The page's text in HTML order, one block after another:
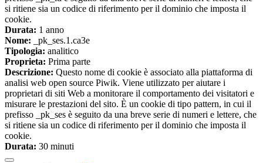
si ritiene sia un codice di riferimento per il dominio che imposta il
cookie.
Durata: 1 anno
Nome: _pk_ses.1.ca3e
Tipologia: analitico
Proprieta: Prima parte
Descrizione: Questo nome di cookie è associato alla piattaforma di
analisi web open source Piwik. Viene utilizzato per aiutare i
proprietari di siti Web a monitorare il comportamento dei visitatori e
misurare le prestazioni del sito. È un cookie di tipo pattern, in cui il
prefisso _pk_ses è seguito da una breve serie di numeri e lettere, che
si ritiene sia un codice di riferimento per il dominio che imposta il
cookie.
Durata: 30 minuti